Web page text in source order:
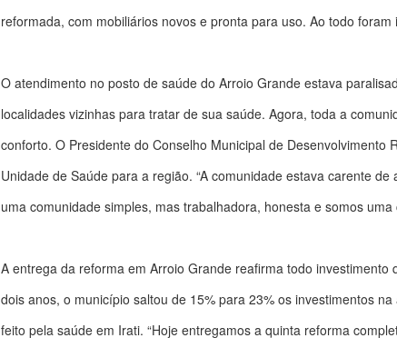
reformada, com mobiliários novos e pronta para uso. Ao todo
O atendimento no posto de saúde do Arroio Grande estava
localidades vizinhas para tratar de sua saúde. Agora, toda a
conforto. O Presidente do Conselho Municipal de
Unidade de Saúde para a região. “A comunidade estava carente
uma comunidade simples, mas trabalhadora, honesta e somos
A entrega da reforma em Arroio Grande reafirma todo
dois anos, o município saltou de 15% para 23% os investimentos
feito pela saúde em Irati. “Hoje entregamos a quinta reforma